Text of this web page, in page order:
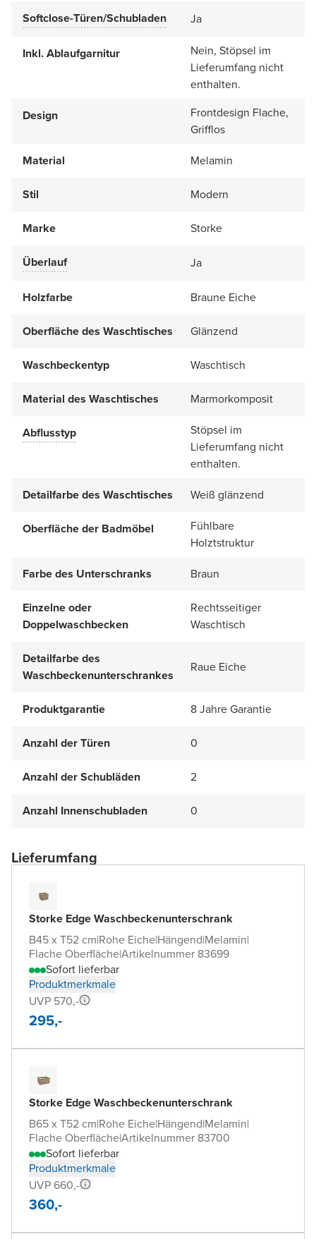
Softclose-Türen/Schubladen Ja
Inkl. Ablaufgarnitur
Nein, Stöpsel im
Lieferumfang nicht
enthalten.
Design
Frontdesign Flache,
Grifflos
Material
Melamin
Stil Modern
Marke Storke
Überlauf Ja
Holzfarbe Braune Eiche
Oberfläche des Waschtisches Glänzend
Waschbeckentyp Waschtisch
Material des Waschtisches Marmorkomposit
Abflusstyp
Stöpsel im
Lieferumfang nicht
enthalten.
Detailfarbe des Waschtisches
Weiß glänzend
Oberfläche der Badmöbel
Fühlbare
Holztstruktur
Farbe des Unterschranks
Braun
Einzelne oder
Doppelwaschbecken
Rechtsseitiger
Waschtisch
Detailfarbe des
Waschbeckenunterschrankes
Raue Eiche
Produktgarantie 8 Jahre Garantie
Anzahl der Türen 0
Anzahl der Schubläden 2
Anzahl Innenschubladen 0
Lieferumfang
Storke Edge Waschbeckenunterschrank
B45 x T52 cm|Rohe Eiche|Hängend|Melamin|
Flache Oberfläche|Artikelnummer 83699
Sofort lieferbar
Produktmerkmale
UVP 570,-
295,-
Storke Edge Waschbeckenunterschrank
B65 x T52 cm|Rohe Eiche|Hängend|Melamin|
Flache Oberfläche|Artikelnummer 83700
Sofort lieferbar
Produktmerkmale
UVP 660,-
360,-